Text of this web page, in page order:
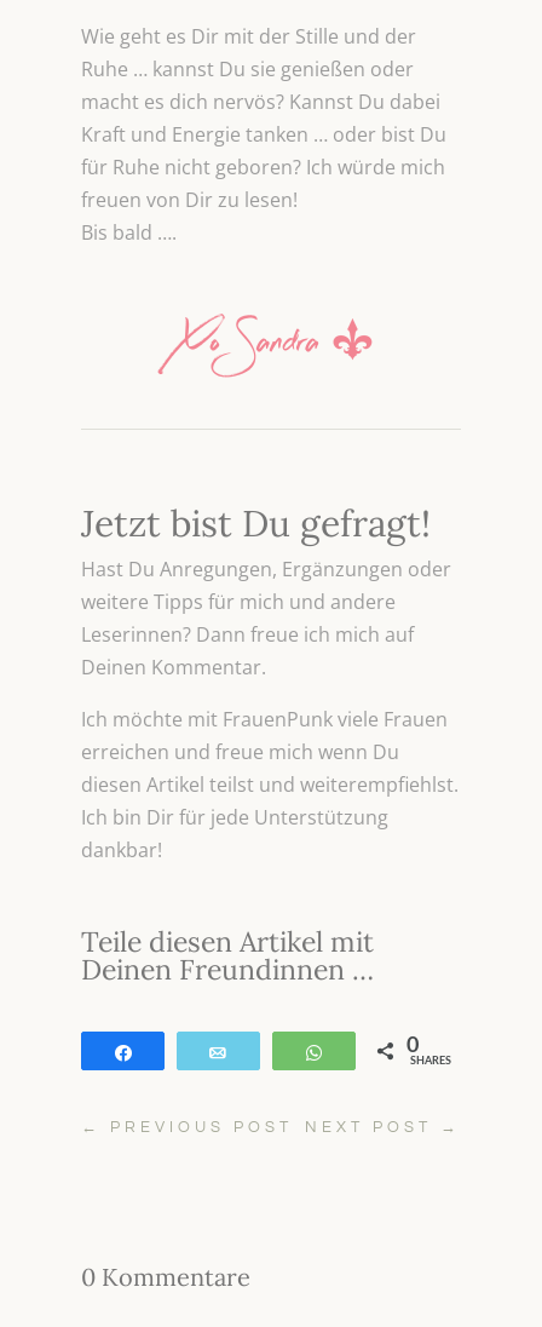
Wie geht es Dir mit der Stille und der
Ruhe … kannst Du sie genießen oder
macht es dich nervös? Kannst Du dabei
Kraft und Energie tanken … oder bist Du
für Ruhe nicht geboren? Ich würde mich
freuen von Dir zu lesen!
Bis bald ….
Jetzt bist Du gefragt!
Hast Du Anregungen, Ergänzungen oder
weitere Tipps für mich und andere
Leserinnen? Dann freue ich mich auf
Deinen Kommentar.
Ich möchte mit FrauenPunk viele Frauen
erreichen und freue mich wenn Du
diesen Artikel teilst und weiterempfiehlst.
Ich bin Dir für jede Unterstützung
dankbar!
Teile diesen Artikel mit
Deinen Freundinnen …
WhatsApp
0
SHARES
← PREVIOUS POST NEXT POST →
0 Kommentare